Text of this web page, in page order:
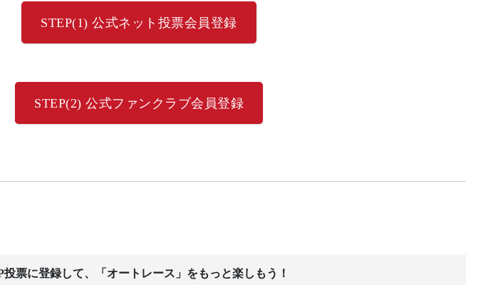
STEP(1) 公式ネット投票会員登録
STEP(2) 公式ファンクラブ会員登録
票に登録して、「オートレース」をもっと楽しもう！